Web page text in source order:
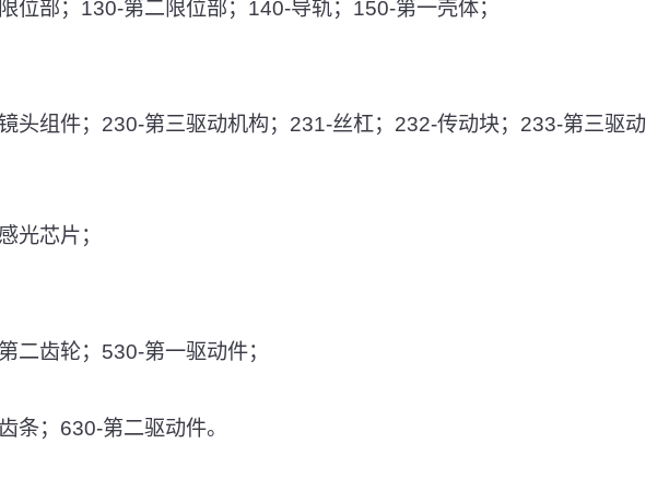
位部；130-第二限位部；140-导轨；150-第一壳体；
头组件；230-第三驱动机构；231-丝杠；232-传动块；233-第三驱动
光芯片；
二齿轮；530-第一驱动件；
条；630-第二驱动件。